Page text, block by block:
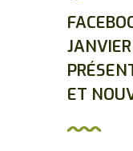
ET